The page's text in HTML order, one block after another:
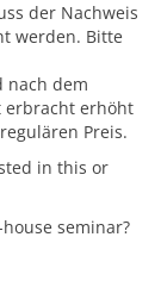
der Nachweis
werden. Bitte
nach dem
erbracht erhöht
Preis.
in this or
seminar?